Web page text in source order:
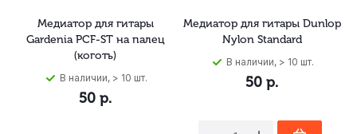
Медиатор для гитары
Gardenia PCF-ST на палец
(коготь)
В наличии, > 10 шт.
50 р.
Медиатор для гитары Dunlop
Nylon Standard
В наличии, > 10 шт.
50 р.